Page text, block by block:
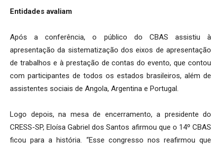
Entidades avaliam
Após a conferência, o público do CBAS assistiu à
apresentação da sistematização dos eixos de apresentação
de trabalhos e à prestação de contas do evento, que contou
com participantes de todos os estados brasileiros, além de
assistentes sociais de Angola, Argentina e Portugal.
Logo depois, na mesa de encerramento, a presidente do
CRESS-SP, Eloísa Gabriel dos Santos afirmou que o 14º CBAS
ficou para a história. “Esse congresso nos reafirmou que